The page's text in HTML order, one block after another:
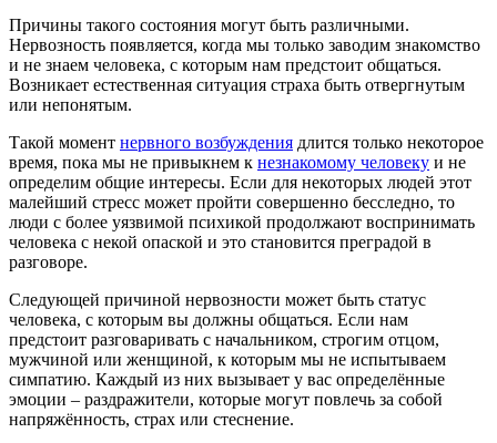
Причины такого состояния могут быть различными.
Нервозность появляется, когда мы только заводим знакомство
и не знаем человека, с которым нам предстоит общаться.
Возникает естественная ситуация страха быть отвергнутым
или непонятым.
Такой момент нервного возбуждения длится только некоторое
время, пока мы не привыкнем к незнакомому человеку и не
определим общие интересы. Если для некоторых людей этот
малейший стресс может пройти совершенно бесследно, то
люди с более уязвимой психикой продолжают воспринимать
человека с некой опаской и это становится преградой в
разговоре.
Следующей причиной нервозности может быть статус
человека, с которым вы должны общаться. Если нам
предстоит разговаривать с начальником, строгим отцом,
мужчиной или женщиной, к которым мы не испытываем
симпатию. Каждый из них вызывает у вас определённые
эмоции – раздражители, которые могут повлечь за собой
напряжённость, страх или стеснение.